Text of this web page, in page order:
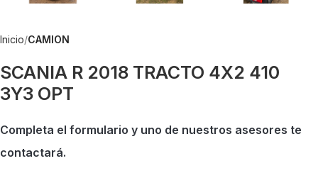
Inicio CAMION
SCANIA R 2018 TRACTO 4X2 410
3Y3 OPT
Completa el formulario y uno de nuestros asesores te
contactará.